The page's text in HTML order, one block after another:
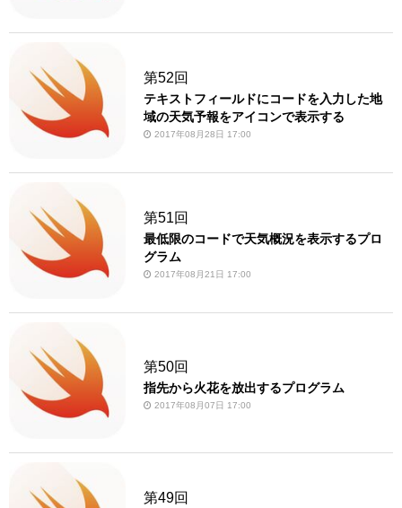
第52回
テキストフィールドにコードを入力した地
域の天気予報をアイコンで表示する
2017年08月28日 17:00
第51回
最低限のコードで天気概況を表示するプロ
グラム
2017年08月21日 17:00
第50回
指先から火花を放出するプログラム
2017年08月07日 17:00
第49回